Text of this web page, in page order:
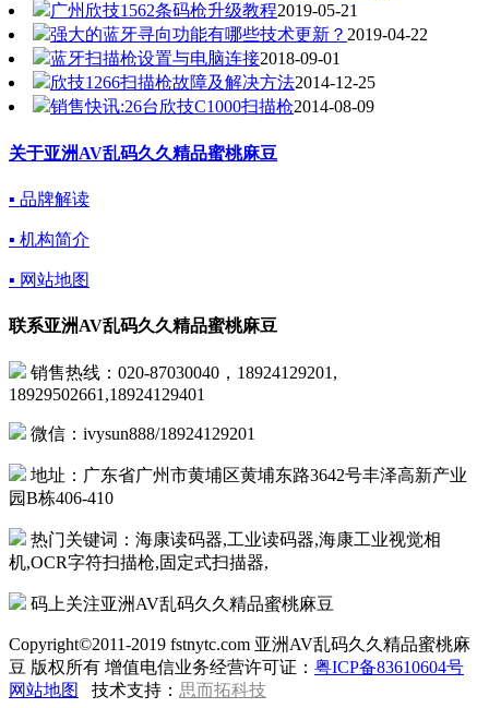
广州欣技1562条码枪升级教程2019-05-21
强大的蓝牙寻向功能有哪些技术更新？ 2019-04-22
蓝牙扫描枪设置与电脑连接2018-09-01
欣技1266扫描枪故障及解决方法2014-12-25
销售快讯:26台欣技C1000扫描枪2014-08-09
关于亚洲AV乱码久久精品蜜桃麻豆
▪ 品牌解读
▪ 机构简介
▪ 网站地图
联系亚洲AV乱码久久精品蜜桃麻豆
销售热线：020-87030040，18924129201,
18929502661,18924129401
微信：ivysun888/18924129201
地址：广东省广州市黄埔区黄埔东路3642号丰泽高新产业
园B栋406-410
热门关键词：海康读码器,工业读码器,海康工业视觉相
机,OCR字符扫描枪,固定式扫描器,
码上关注亚洲AV乱码久久精品蜜桃麻豆
Copyright©2011-2019 fstnytc.com 亚洲AV乱码久久精品蜜桃麻
豆 版权所有 增值电信业务经营许可证： 粤ICP备83610604号
网站地图
技术支持： 思而拓科技